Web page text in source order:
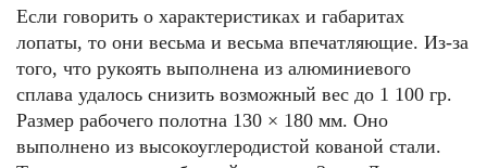
Если говорить о характеристиках и габаритах
лопаты, то они весьма и весьма впечатляющие. Из-за
того, что рукоять выполнена из алюминиевого
сплава удалось снизить возможный вес до 1 100 гр.
Размер рабочего полотна 130 × 180 мм. Оно
выполнено из высокоуглеродистой кованой стали.